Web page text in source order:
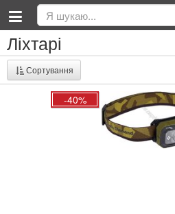
Ліхтарі
Сортування
-40%